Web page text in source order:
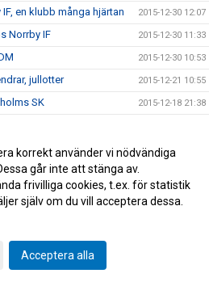
en klubb många hjärtan 2015-12-30 12:07
Norrby IF 2015-12-30 11:33
2015-12-30 10:53
jullotter 2015-12-21 10:55
SK 2015-12-18 21:38
2015-12-18 15:06
i Norrbystugan 2015-12-11 09:28
till Blixtcupen!
korrekt använder vi nödvändiga
går inte att stänga av.
frivilliga cookies, t.ex. för statistik
själv om du vill acceptera dessa.
Acceptera alla